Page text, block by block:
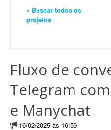
« Buscar todos os
projetos
Fluxo de
Telegram
e Manychat
16/02/2025 às 16:59